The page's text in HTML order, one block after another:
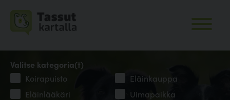
Valitse kategoria(t)
Koirapuisto
Eläinkauppa
Eläinlääkäri
Uimapaikka